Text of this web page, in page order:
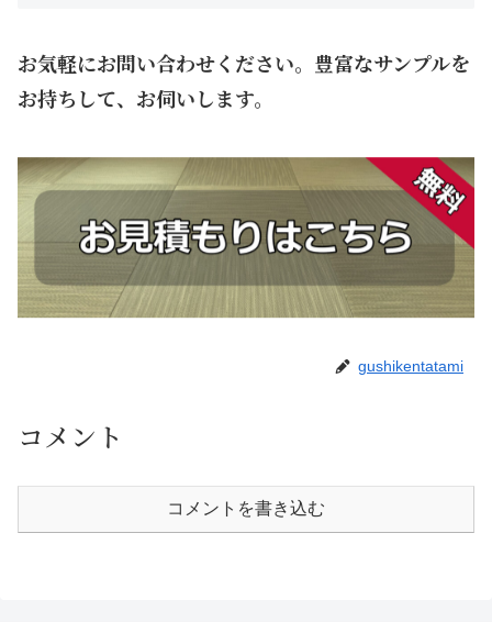
お気軽にお問い合わせください。豊富なサンプルを
お持ちして、お伺いします。
gushikentatami
コメント
コメントを書き込む